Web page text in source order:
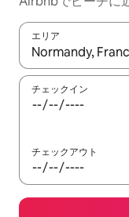
エリア
検索結果が表示さ
チェックイン
チェックアウト